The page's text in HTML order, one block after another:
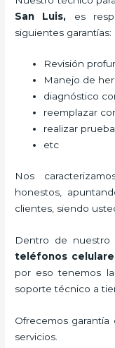
San Luis, es
siguientes garantías:
Revisión
Manejo de
diagnóstico
reemplazar
realizar
etc
Nos
honestos,
clientes, siendo
Dentro de nuestro
teléfonos
por eso tenemos
soporte técnico a
Ofrecemos
servicios.